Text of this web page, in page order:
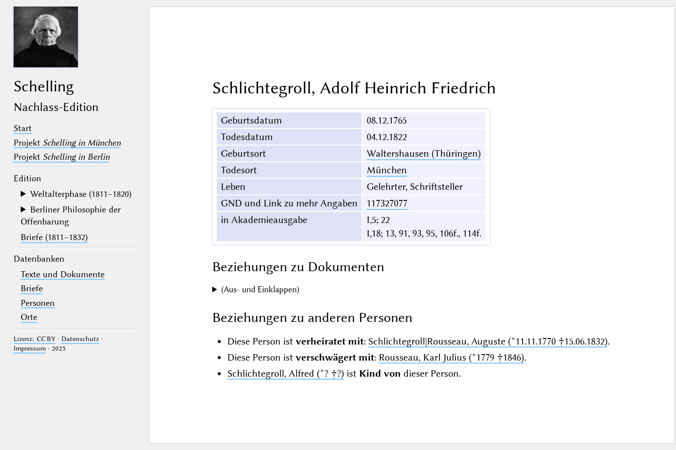
Schelling
Nachlass-Edition
Start
Projekt Schelling in München
Projekt Schelling in Berlin
Edition
Weltalterphase (1811–1820)
Berliner Philosophie der
Offenbarung
Briefe (1811–1832)
Datenbanken
Texte und Dokumente
Briefe
Personen
Orte
Lizenz: CC BY· Datenschutz·
Impressum· 2025
Schlichtegroll, Adolf Heinrich Friedrich
Geburtsdatum
08.12.1765
Todesdatum
04.12.1822
Geburtsort
Waltershausen (Thüringen)
Todesort
München
Leben
Gelehrter, Schriftsteller
GND und Link zu mehr Angaben
117327077
in Akademieausgabe
I,5; 22
I,18; 13, 91, 93, 95, 106f., 114f.
Beziehungen zu Dokumenten
(Aus- und Einklappen)
Beziehungen zu anderen Personen
Diese Person ist verheiratet mit: Schlichtegroll|Rousseau, Auguste (*11.11.1770 †15.06.1832).
Diese Person ist verschwägert mit: Rousseau, Karl Julius (*1779 †1846).
Schlichtegroll, Alfred (*? †?)ist Kind von dieser Person.